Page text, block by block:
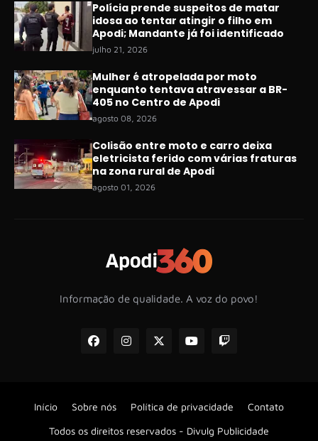
Polícia prende suspeitos de matar
idosa ao tentar atingir o filho em
Apodi; Mandante já foi identificado
julho 21, 2026
Mulher é atropelada por moto
enquanto tentava atravessar a BR-
405 no Centro de Apodi
agosto 08, 2026
Colisão entre moto e carro deixa
eletricista ferido com várias fraturas
na zona rural de Apodi
agosto 01, 2026
Informação de qualidade. A voz do povo!
Todos os direitos reservados - Divulg Publicidade
Início Sobre nós Política de privacidade Contato